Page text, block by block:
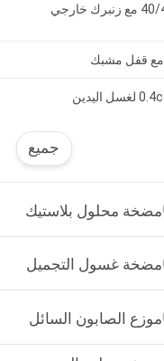
مضخة موزع صابون رغوي بدرجة الغذاء 40/410 مع زنبرك خارجي
جميع
مضخة محلول بلاستيك
مضخة غسول التجميل
موزع الصابون السائل